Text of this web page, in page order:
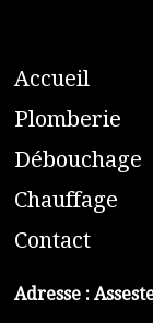
Accueil
​Plomberie
Débouchage
Chauffage
Contact
Adresse :